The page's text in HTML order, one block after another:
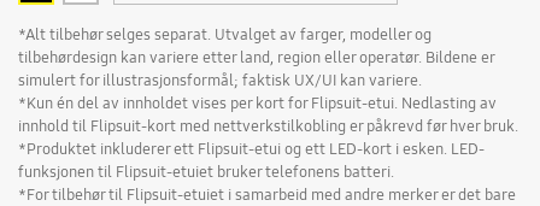
*Alt tilbehør selges separat. Utvalget av farger, modeller og
tilbehørdesign kan variere etter land, region eller operatør. Bildene er
simulert for illustrasjonsformål; faktisk UX/UI kan variere.
*Kun én del av innholdet vises per kort for Flipsuit-etui. Nedlasting av
innhold til Flipsuit-kort med nettverkstilkobling er påkrevd før hver bruk.
*Produktet inkluderer ett Flipsuit-etui og ett LED-kort i esken. LED-
funksjonen til Flipsuit-etuiet bruker telefonens batteri.
*For tilbehør til Flipsuit-etuiet i samarbeid med andre merker er det bare